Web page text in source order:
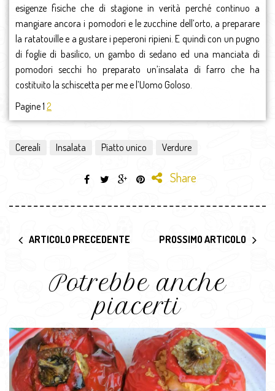
esigenze fisiche che di stagione in verità perché continuo a
mangiare ancora i pomodori e le zucchine dell’orto, a preparare
la ratatouille e a gustare i peperoni ripieni. E quindi con un pugno
di foglie di basilico, un gambo di sedano ed una manciata di
pomodori secchi ho preparato un’insalata di farro che ha
costituito la schiscetta per me e l’Uomo Goloso.
Pagine 1 2
Cereali Insalata Piatto unico Verdure
Share
ARTICOLO PRECEDENTE PROSSIMO ARTICOLO
Potrebbe anche
piacerti